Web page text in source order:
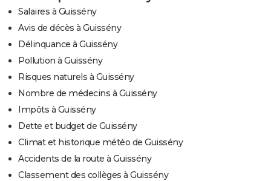
Salaires à Guissény
Avis de décès à Guissény
Délinquance à Guissény
Pollution à Guissény
Risques naturels à Guissény
Nombre de médecins à Guissény
Impôts à Guissény
Dette et budget de Guissény
Climat et historique météo de Guissény
Accidents de la route à Guissény
Classement des collèges à Guissény